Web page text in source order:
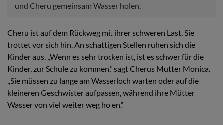
und Cheru gemeinsam Wasser holen.
Cheru ist auf dem Rückweg mit ihrer schweren Last. Sie
trottet vor sich hin. An schattigen Stellen ruhen sich die
Kinder aus. „Wenn es sehr trocken ist, ist es schwer für die
Kinder, zur Schule zu kommen,“ sagt Cherus Mutter Monica.
„Sie müssen zu lange am Wasserloch warten oder auf die
kleineren Geschwister aufpassen, während ihre Mütter
Wasser von viel weiter weg holen.“